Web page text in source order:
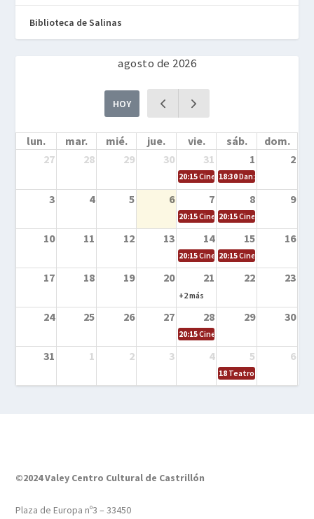
Biblioteca de Salinas
agosto de 2026
HOY
lun. mar. mié. jue. vie. sáb.
dom.
27
28 29 30 31 1 2
20:15Cine en la calle – Cómo
18:30Danza – Cita en el
3 4 5 6 7 8 9
20:15Cine en la calle – El niño y la
20:15Cine en la calle –
10 11 12 13 14 15 16
20:15Cine en la calle – Tortugas
20:15Cine en la calle –
17 18 19 20 21 22 23
+2 más
24 25 26 27 28 29 30
20:15Cine en el calle – Tintín y el
31 1 2 3 4 5 6
18 Teatro – Tres
©2024 Valey Centro Cultural de Castrillón
Plaza de Europa nº3 – 33450